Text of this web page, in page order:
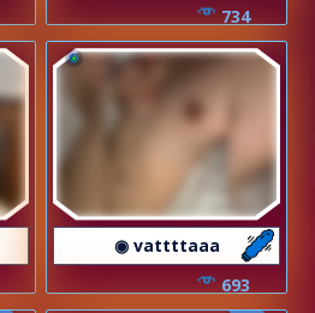
734
◉ vattttaaa
693